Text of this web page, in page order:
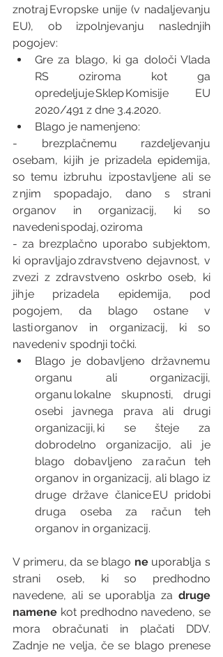
znotraj Evropske unije (v nadaljevanju
EU), ob izpolnjevanju naslednjih
pogojev:
Gre za blago, ki ga določi Vlada
RS oziroma kot ga
opredeljuje Sklep Komisije EU
2020/491 z dne 3.4.2020.
Blago je namenjeno:
- brezplačnemu razdeljevanju
osebam, ki jih je prizadela epidemija,
so temu izbruhu izpostavljene ali se
z njim spopadajo, dano s strani
organov in organizacij, ki so
navedeni spodaj, oziroma
- za brezplačno uporabo subjektom,
ki opravljajo zdravstveno dejavnost, v
zvezi z zdravstveno oskrbo oseb, ki
jih je prizadela epidemija, pod
pogojem, da blago ostane v
lasti organov in organizacij, ki so
navedeni v spodnji točki.
Blago je dobavljeno državnemu
organu ali organizaciji,
organu lokalne skupnosti, drugi
osebi javnega prava ali drugi
organizaciji, ki se šteje za
dobrodelno organizacijo, ali je
blago dobavljeno za račun teh
organov in organizacij, ali blago iz
druge države članice EU pridobi
druga oseba za račun teh
organov in organizacij.
V primeru, da se blago ne uporablja s
strani oseb, ki so predhodno
navedene, ali se uporablja za druge
namene kot predhodno navedeno, se
mora obračunati in plačati DDV.
Zadnje ne velja, če se blago prenese